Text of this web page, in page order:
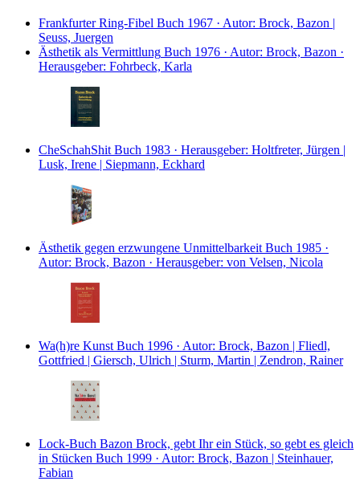
Frankfurter Ring-Fibel Buch 1967 · Autor: Brock, Bazon |
Seuss, Juergen
Ästhetik als Vermittlung Buch 1976 · Autor: Brock, Bazon ·
Herausgeber: Fohrbeck, Karla
CheSchahShit Buch 1983 · Herausgeber: Holtfreter, Jürgen |
Lusk, Irene | Siepmann, Eckhard
Ästhetik gegen erzwungene Unmittelbarkeit Buch 1985 ·
Autor: Brock, Bazon · Herausgeber: von Velsen, Nicola
Wa(h)re Kunst Buch 1996 · Autor: Brock, Bazon | Fliedl,
Gottfried | Giersch, Ulrich | Sturm, Martin | Zendron, Rainer
Lock-Buch Bazon Brock, gebt Ihr ein Stück, so gebt es gleich
in Stücken Buch 1999 · Autor: Brock, Bazon | Steinhauer,
Fabian